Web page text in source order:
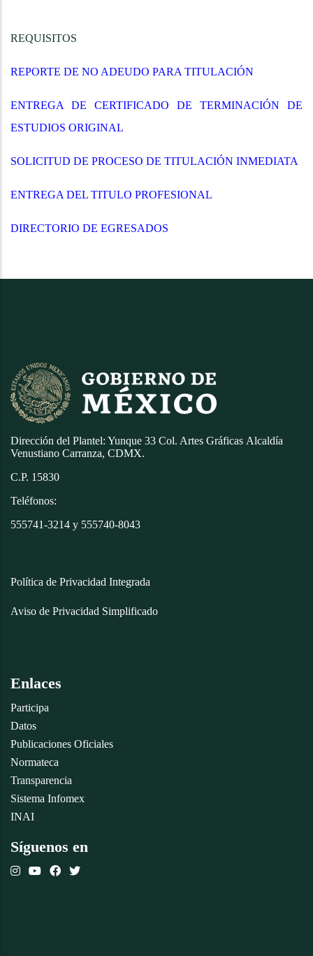
REQUISITOS
REPORTE DE NO ADEUDO PARA TITULACIÓN
ENTREGA DE CERTIFICADO DE TERMINACIÓN DE
ESTUDIOS ORIGINAL
SOLICITUD DE PROCESO DE TITULACIÓN INMEDIATA
ENTREGA DEL TITULO PROFESIONAL
DIRECTORIO DE EGRESADOS
Dirección del Plantel: Yunque 33 Col. Artes Gráficas Alcaldía
Venustiano Carranza, CDMX.
C.P. 15830
Teléfonos:
555741-3214 y 555740-8043
Política de Privacidad Integrada
Aviso de Privacidad Simplificado
Enlaces
Participa
Datos
Publicaciones Oficiales
Normateca
Transparencia
Sistema Infomex
INAI
Síguenos en